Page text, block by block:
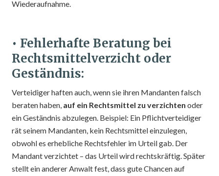
Wiederaufnahme.
• Fehlerhafte Beratung bei
Rechtsmittelverzicht oder
Geständnis:
Verteidiger haften auch, wenn sie ihren Mandanten falsch
beraten haben, auf ein Rechtsmittel zu verzichten oder
ein Geständnis abzulegen. Beispiel: Ein Pflichtverteidiger
rät seinem Mandanten, kein Rechtsmittel einzulegen,
obwohl es erhebliche Rechtsfehler im Urteil gab. Der
Mandant verzichtet – das Urteil wird rechtskräftig. Später
stellt ein anderer Anwalt fest, dass gute Chancen auf